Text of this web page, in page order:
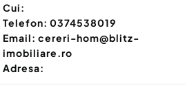
Cui:
Telefon: 0374538019
Email: cereri-hom@blitz-
imobiliare.ro
Adresa: